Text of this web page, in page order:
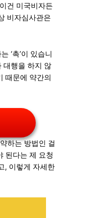
건 미국비자든
비자심사관은
‘촉’이 있습니
대행을 하지 않
때문에 약간의
하는 방법인 걸
된다는 제 요청
, 이렇게 자세한